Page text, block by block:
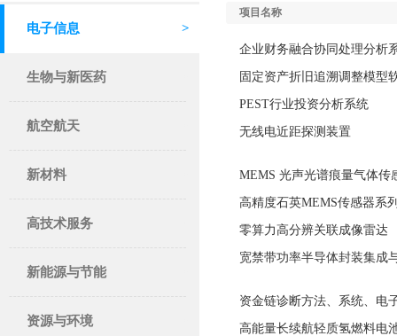
电子信息 >
生物与新医药
航空航天
新材料
高技术服务
新能源与节能
资源与环境
项目名称
企业财务融合协同处理分析
固定资产折旧追溯调整模型
PEST行业投资分析系统
无线电近距探测装置
MEMS 光声光谱痕量气体传
高精度石英MEMS传感器系
零算力高分辨关联成像雷达
宽禁带功率半导体封装集成
资金链诊断方法、系统、电
高能量长续航轻质氢燃料电